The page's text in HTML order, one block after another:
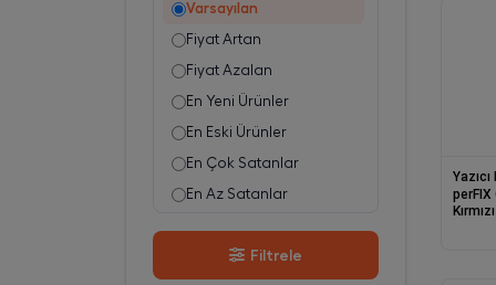
Varsayılan
Fiyat Artan
Fiyat Azalan
En Yeni Ürünler
En Eski Ürünler
En Çok Satanlar
En Az Satanlar
Stok ArtanFiltrele
perFIX